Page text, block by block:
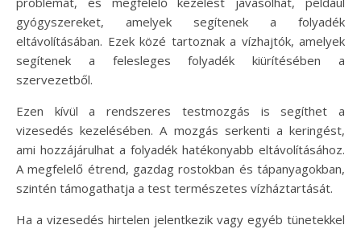
gyógyszereket, amelyek segítenek a folyadék
eltávolításában. Ezek közé tartoznak a vízhajtók, amelyek
segítenek a felesleges folyadék kiürítésében a
szervezetből.
Ezen kívül a rendszeres testmozgás is segíthet a
vizesedés kezelésében. A mozgás serkenti a keringést,
ami hozzájárulhat a folyadék hatékonyabb eltávolításához.
A megfelelő étrend, gazdag rostokban és tápanyagokban,
szintén támogathatja a test természetes vízháztartását.
Ha a vizesedés hirtelen jelentkezik vagy egyéb tünetekkel